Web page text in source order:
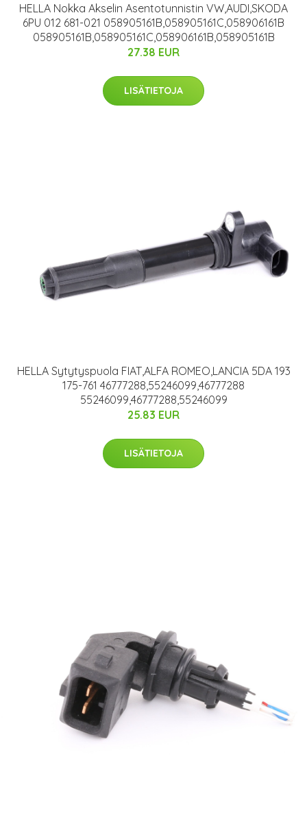
HELLA Nokka Akselin Asentotunnistin VW,AUDI,SKODA
6PU 012 681-021 058905161B,058905161C,058906161B
058905161B,058905161C,058906161B,058905161B
27.38 EUR
LISÄTIETOJA
HELLA Sytytyspuola FIAT,ALFA ROMEO,LANCIA 5DA 193
175-761 46777288,55246099,46777288
55246099,46777288,55246099
25.83 EUR
LISÄTIETOJA